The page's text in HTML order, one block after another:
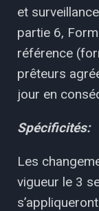
et
partie 6,
référence
prêteurs
jour en
Spécificités:
Les
vigueur le 3